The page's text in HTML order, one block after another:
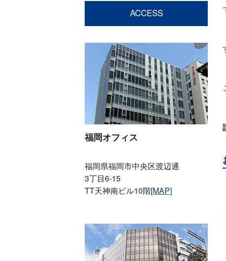
ACCESS
福岡オフィス
福岡県福岡市中央区渡辺通
3丁目6-15
TT天神南ビル10階[MAP]